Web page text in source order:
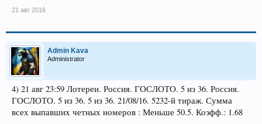
21 авг 2016
Admin Kava
Administrator
4) 21 авг 23:59 Лотереи. Россия. ГОСЛОТО. 5 из 36. Россия.
ГОСЛОТО. 5 из 36. 5 из 36. 21/08/16. 5232-й тираж. Сумма
всех выпавших четных номеров : Меньше 50.5. Коэфф.: 1.68